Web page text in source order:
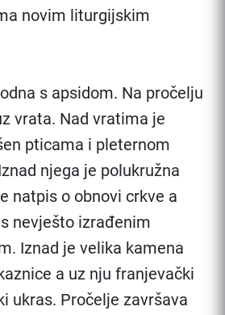
novim liturgijskim
s apsidom. Na pročelju
vrata. Nad vratima je
pticama i pleternom
njega je polukružna
natpis o obnovi crkve a
nevješto izrađenim
Iznad je velika kamena
a uz nju franjevački
ukras. Pročelje završava